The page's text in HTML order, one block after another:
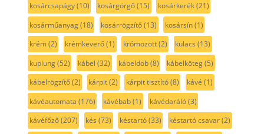
kosárcsapágy(10) kosárgörgő(15) kosárkerék(21)
kosárműanyag(18) kosárrögzítő(13) kosársín(1)
krém(2) krémkeverő(1) krómozott(2) kulacs (13)
kuplung(52) kábel (32) kábeldob(8) kábelköteg(5)
kábelrögzítő(2) kárpit(2) kárpit tisztító(8) kávé (1)
kávéautomata (176) kávébab(1) kávédaráló(3)
kávéfőző(207) kés (73) késtartó(33) késtartó csavar(2)